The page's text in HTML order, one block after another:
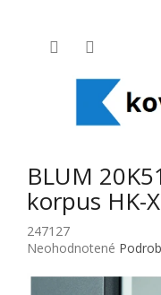
BLUM
korpus HK-
247127
Priemerné hodnotenie
Neohodnotené